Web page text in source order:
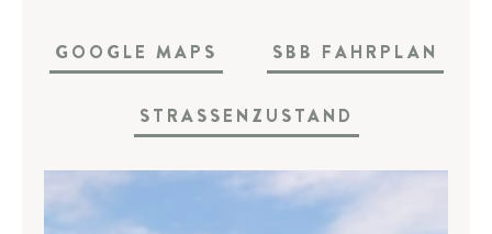
ANREISE & KONTAKT
E-Mobilität & Tiefgarage
Newsletter-Anmeldung
GOOGLE MAPS SBB FAHRPLAN
STRASSENZUSTAND